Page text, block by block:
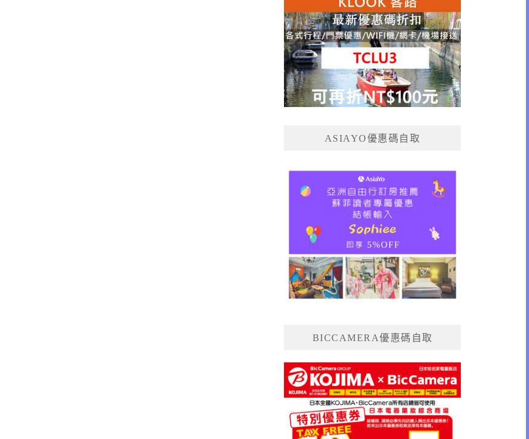
ASIAYO優惠碼自取
BICCAMERA優惠碼自取